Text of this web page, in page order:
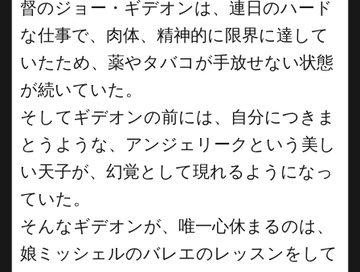
督のジョー・ギデオンは、連日のハード
な仕事で、肉体、精神的に限界に達して
いたため、薬やタバコが手放せない状態
が続いていた。
そしてギデオンの前には、自分につきま
とうような、アンジェリークという美し
い天子が、幻覚として現れるようになっ
ていた。
そんなギデオンが、唯一心休まるのは、
娘ミッシェルのバレエのレッスンをして